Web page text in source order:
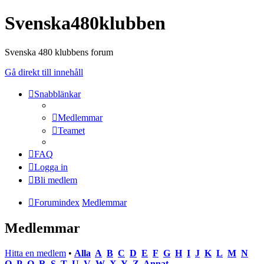
Svenska480klubben
Svenska 480 klubbens forum
Gå direkt till innehåll
Snabblänkar
Medlemmar
Teamet
FAQ
Logga in
Bli medlem
Forumindex Medlemmar
Medlemmar
Hitta en medlem • Alla A B C D E F G H I J K L M N